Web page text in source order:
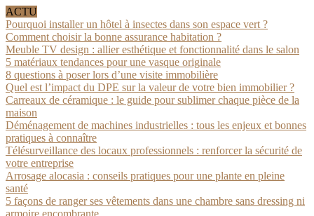
ACTU
Pourquoi installer un hôtel à insectes dans son espace vert ?
Comment choisir la bonne assurance habitation ?
Meuble TV design : allier esthétique et fonctionnalité dans le salon
5 matériaux tendances pour une vasque originale
8 questions à poser lors d’une visite immobilière
Quel est l’impact du DPE sur la valeur de votre bien immobilier ?
Carreaux de céramique : le guide pour sublimer chaque pièce de la
maison
Déménagement de machines industrielles : tous les enjeux et bonnes
pratiques à connaître
Télésurveillance des locaux professionnels : renforcer la sécurité de
votre entreprise
Arrosage alocasia : conseils pratiques pour une plante en pleine
santé
5 façons de ranger ses vêtements dans une chambre sans dressing ni
armoire encombrante